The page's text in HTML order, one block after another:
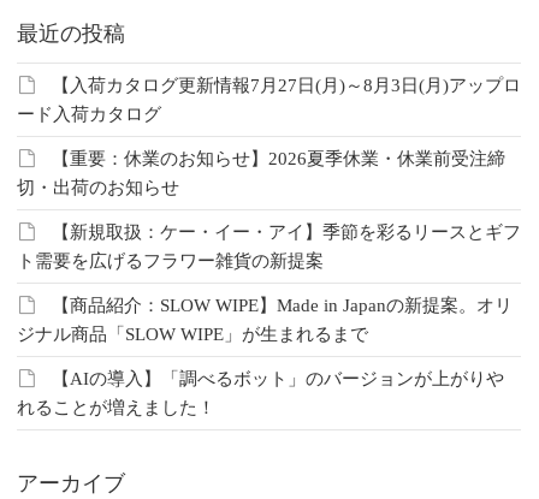
最近の投稿
【入荷カタログ更新情報7月27日(月)～8月3日(月)アップロ
ード入荷カタログ
【重要：休業のお知らせ】2026夏季休業・休業前受注締
切・出荷のお知らせ
【新規取扱：ケー・イー・アイ】季節を彩るリースとギフ
ト需要を広げるフラワー雑貨の新提案
【商品紹介：SLOW WIPE】Made in Japanの新提案。オリ
ジナル商品「SLOW WIPE」が生まれるまで
【AIの導入】「調べるボット」のバージョンが上がりや
れることが増えました！
アーカイブ